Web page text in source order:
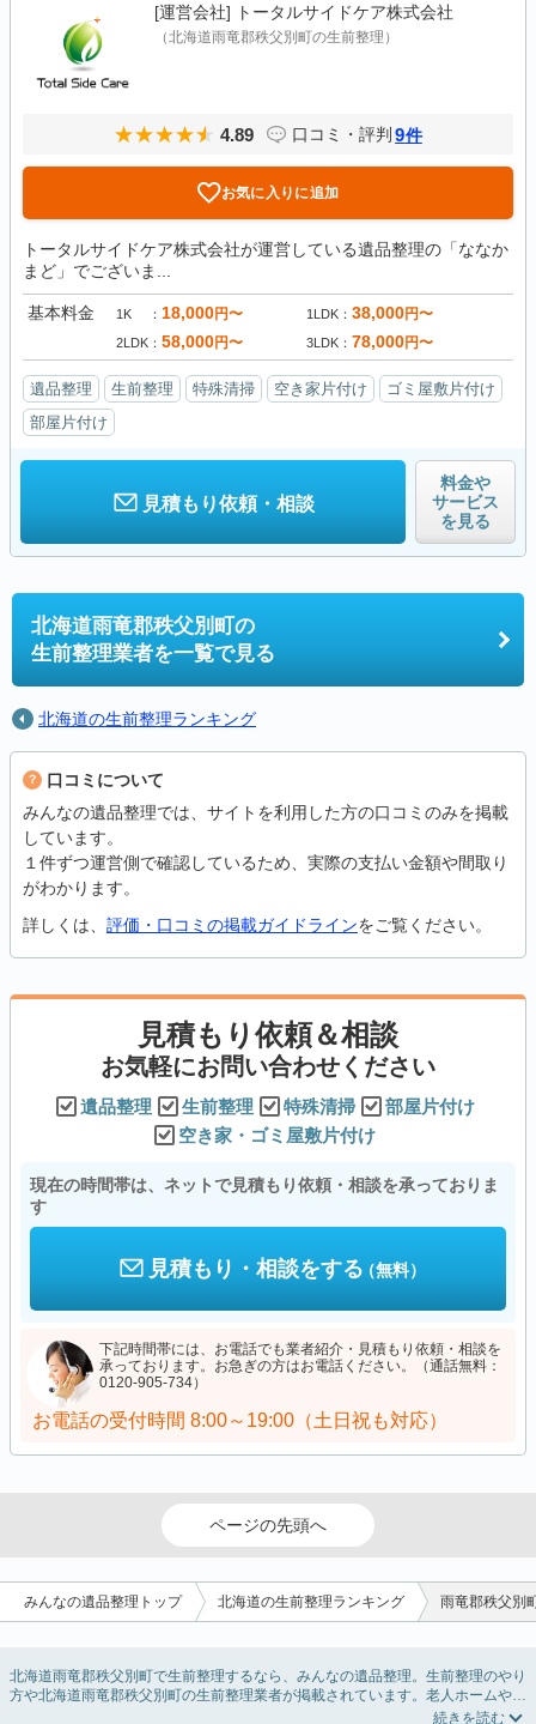
[運営会社] トータルサイドケア株式会社
（北海道雨竜郡秩父別町の生前整理）
4.89 口コミ・評判 9件
お気に入りに追加
トータルサイドケア株式会社が運営している遺品整理の「ななか
まど」でございま...
基本料金 1K 18,000円〜 1LDK 38,000円〜
2LDK 58,000円〜 3LDK 78,000円〜
遺品整理 生前整理 特殊清掃 空き家片付け
ゴミ屋敷片付け
部屋片付け
見積もり依頼・相談
料金や
サービス
を見る
北海道雨竜郡秩父別町の
生前整理業者を一覧で見る
北海道の生前整理ランキング
口コミについて
みんなの遺品整理では、サイトを利用した方の口コミのみを掲載
しています。
１件ずつ運営側で確認しているため、実際の支払い金額や間取り
がわかります。
詳しくは、 評価・口コミの掲載ガイドラインをご覧ください。
見積もり依頼＆相談
お気軽にお問い合わせください
遺品整理 生前整理 特殊清掃
部屋片付け
空き家・ゴミ屋敷片付け
現在の時間帯は、ネットで見積もり依頼・相談を承っておりま
す
見積もり・相談をする（無料）
下記時間帯には、お電話でも業者紹介・見積もり依頼・相談を
承っております。お急ぎの方はお電話ください。（通話無料：
0120-905-734）
お電話の受付時間 8:00～19:00（土日祝も対応）
ページの先頭へ
みんなの遺品整理トップ 北海道の生前整理ランキング 雨竜郡秩父別
北海道雨竜郡秩父別町で生前整理するなら、みんなの遺品整理。生前整理のやり
方や北海道雨竜郡秩父別町の生前整理業者が掲載されています。老人ホームや介
護施設入居に伴う不用品の処分・回収・引き取りから、在宅介護の介護整理や福